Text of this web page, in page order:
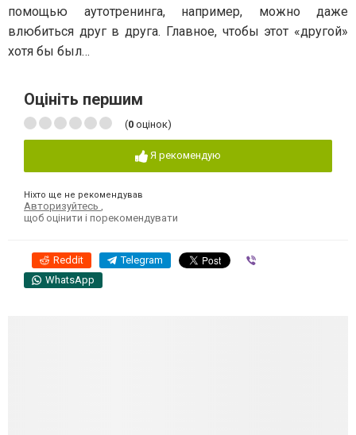
помощью аутотренинга, например, можно даже
влюбиться друг в друга. Главное, чтобы этот «другой»
хотя бы был…
Оцініть першим
(0 оцінок)
Я рекомендую
Ніхто ще не рекомендував
Авторизуйтесь
щоб оцінити і порекомендувати
Reddit Telegram
WhatsApp